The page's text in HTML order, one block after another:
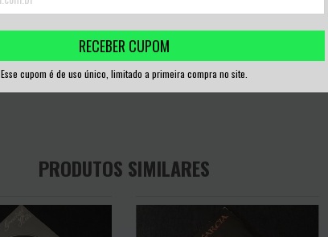
RECEBER CUPOM
Esse cupom é de uso único, limitado a primeira compra no site.
PRODUTOS SIMILARES